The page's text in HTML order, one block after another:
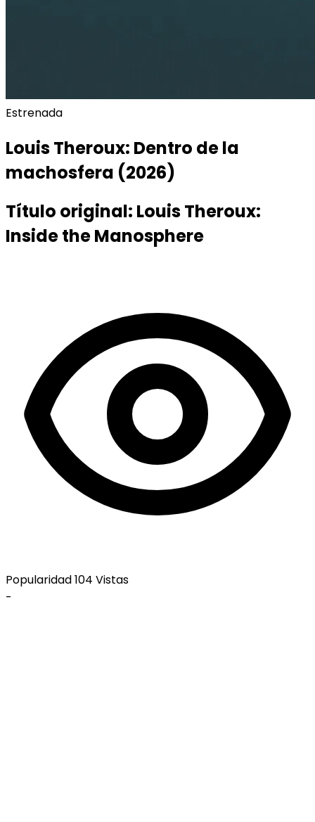
Estrenada
Louis Theroux: Dentro de la
machosfera (2026)
Título original: Louis Theroux:
Inside the Manosphere
Popularidad104 Vistas
-